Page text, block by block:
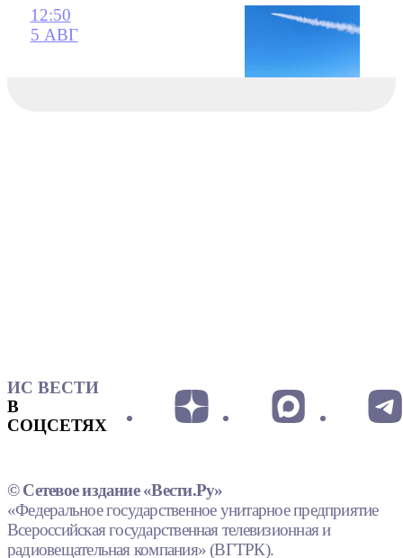
12:50
5 АВГ
ИС ВЕСТИ
В
СОЦСЕТЯХ
© Сетевое издание «Вести.Ру»
«Федеральное государственное унитарное предприятие
Всероссийская государственная телевизионная и
радиовещательная компания» (ВГТРК).